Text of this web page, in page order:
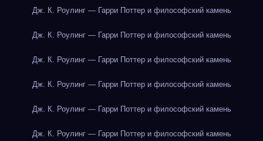
Дж. К. Роулинг — Гарри Поттер и философский камень
Дж. К. Роулинг — Гарри Поттер и философский камень
Дж. К. Роулинг — Гарри Поттер и философский камень
Дж. К. Роулинг — Гарри Поттер и философский камень
Дж. К. Роулинг — Гарри Поттер и философский камень
Дж. К. Роулинг — Гарри Поттер и философский камень